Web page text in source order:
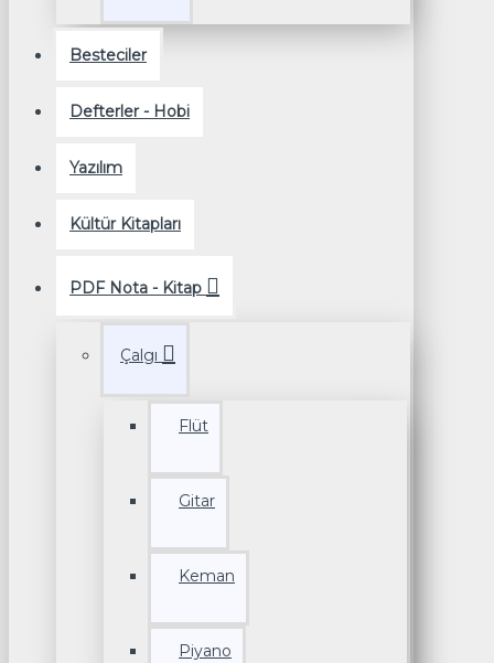
Besteciler
Defterler - Hobi
Yazılım
Kültür Kitapları
PDF Nota - Kitap
Çalgı
Flüt
Gitar
Keman
Piyano